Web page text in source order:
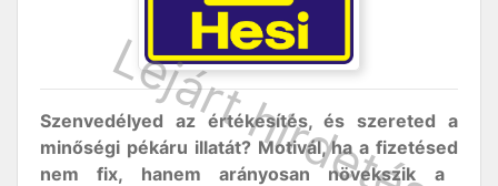
Szenvedélyed az értékesítés, és szereted a
minőségi pékáru illatát? Motivál, ha a fizetésed
nem fix, hanem arányosan növekszik a